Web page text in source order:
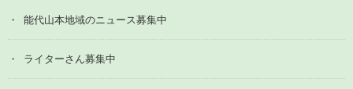
能代山本地域のニュース募集中
ライターさん募集中